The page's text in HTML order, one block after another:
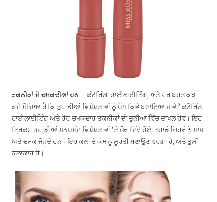
ਤਕਨੀਕਾਂ ਜੋ ਚਮਕਦੀਆਂ ਹਨ– ਕੰਟੋਰਿੰਗ, ਹਾਈਲਾਈਟਿੰਗ, ਅਤੇ ਹੋਰ ਬਹੁਤ ਕੁਝ
ਕਦੇ ਸੋਚਿਆ ਹੈ ਕਿ ਤੁਹਾਡੀਆਂ ਵਿਸ਼ੇਸ਼ਤਾਵਾਂ ਨੂੰ ਪੌਪ ਕਿਵੇਂ ਬਣਾਇਆ ਜਾਵੇ? ਕੰਟੋਰਿੰਗ,
ਹਾਈਲਾਈਟਿੰਗ ਅਤੇ ਹੋਰ ਚਮਕਦਾਰ ਤਕਨੀਕਾਂ ਦੀ ਦੁਨੀਆ ਵਿੱਚ ਦਾਖਲ ਹੋਵੋ। ਇਹ
ਟ੍ਰਿਕਸ ਤੁਹਾਡੀਆਂ ਮਨਪਸੰਦ ਵਿਸ਼ੇਸ਼ਤਾਵਾਂ ‘ਤੇ ਜ਼ੋਰ ਦਿੰਦੇ ਹੋਏ, ਤੁਹਾਡੇ ਚਿਹਰੇ ਨੂੰ ਮਾਪ
ਅਤੇ ਚਮਕ ਜੋੜਦੇ ਹਨ। ਇਹ ਕਲਾ ਦੇ ਕੰਮ ਨੂੰ ਮੂਰਤੀ ਬਣਾਉਣ ਵਰਗਾ ਹੈ, ਅਤੇ ਤੁਸੀਂ
ਕਲਾਕਾਰ ਹੋ।